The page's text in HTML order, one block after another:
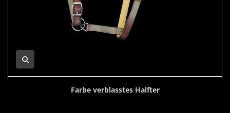
Farbe verblasstes Halfter